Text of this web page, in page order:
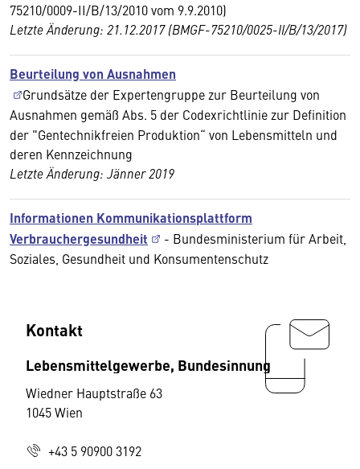
75210/0009-II/B/13/2010 vom 9.9.2010)
Letzte Änderung: 21.12.2017 (BMGF-75210/0025-II/B/13/2017)
Beurteilung von Ausnahmen
Grundsätze der Expertengruppe zur Beurteilung von
Ausnahmen gemäß Abs. 5 der Codexrichtlinie zur Definition
der "Gentechnikfreien Produktion“ von Lebensmitteln und
deren Kennzeichnung
Letzte Änderung: Jänner 2019
Informationen Kommunikationsplattform
Verbrauchergesundheit
- Bundesministerium für Arbeit,
Soziales, Gesundheit und Konsumentenschutz
Kontakt
Lebensmittelgewerbe, Bundesinnung
Wiedner Hauptstraße 63
1045 Wien
+43 5 90900 3192